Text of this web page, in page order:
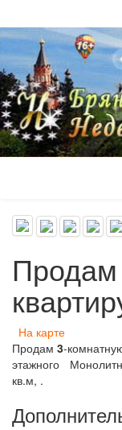
На карте
Продам3-
этажного
кв.м, .